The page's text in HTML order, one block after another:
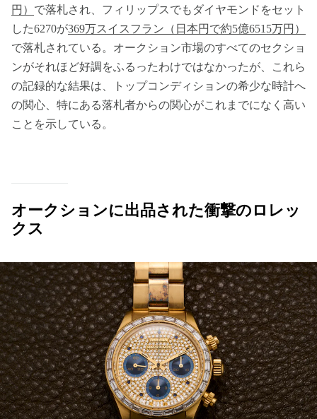
円） で落札され、フィリップスでもダイヤモンドをセット
した6270が369万スイスフラン（日本円で約5億6515万円）
で落札されている。オークション市場のすべてのセクショ
ンがそれほど好調をふるったわけではなかったが、これら
の記録的な結果は、トップコンディションの希少な時計へ
の関心、特にある落札者からの関心がこれまでになく高い
ことを示している。
オークションに出品された衝撃のロレッ
クス